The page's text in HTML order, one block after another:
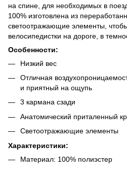
на спине, для необходимых в
100% изготовлена из
светоотражающие элементы,
велосипедистки на дороге, в
Особенности:
Низкий вес
Отличная
и приятный на ощупь
3 кармана сзади
Анатомический приталенный
Светоотражающие элементы
Характеристики:
Материал: 100% полиэстер